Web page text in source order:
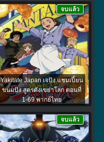
Yakitate Japan เจปัง แชมเปี้ยน
ขนมปัง สูตรดังเขย่าโลก ตอนที่
1-69 พากย์ไทย
จบแล้ว
จบแล้ว